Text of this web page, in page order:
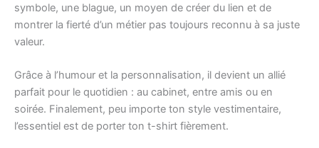
symbole, une blague, un moyen de créer du lien et de
montrer la fierté d’un métier pas toujours reconnu à sa juste
valeur.
Grâce à l’humour et la personnalisation, il devient un allié
parfait pour le quotidien : au cabinet, entre amis ou en
soirée. Finalement, peu importe ton style vestimentaire,
l’essentiel est de porter ton t-shirt fièrement.